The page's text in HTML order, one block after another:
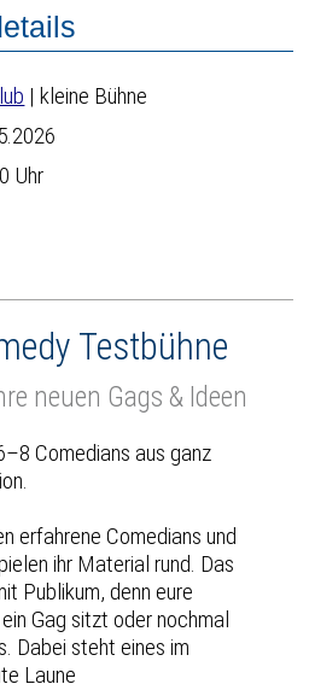
| kleine Bühne
Uhr
Testbühne
neuen Gags & Ideen
Comedians aus ganz
erfahrene Comedians und
ihr Material rund. Das
Publikum, denn eure
Gag sitzt oder nochmal
Dabei steht eines im
Laune